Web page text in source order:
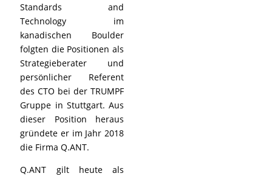
Standards and
Technology im
kanadischen Boulder
folgten die Positionen als
Strategieberater und
persönlicher Referent
des CTO bei der TRUMPF
Gruppe in Stuttgart. Aus
dieser Position heraus
gründete er im Jahr 2018
die Firma Q.ANT.
Q.ANT gilt heute als